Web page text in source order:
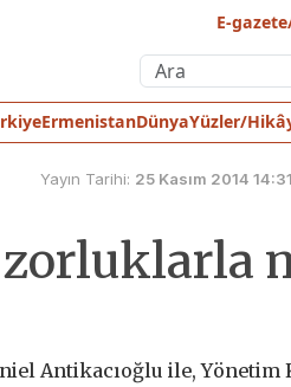
E-
ErmenistanDünyaYüzler/
Yayın Tarihi: 25 Kasım 2014 14:31
Antikacıoğlu ile,